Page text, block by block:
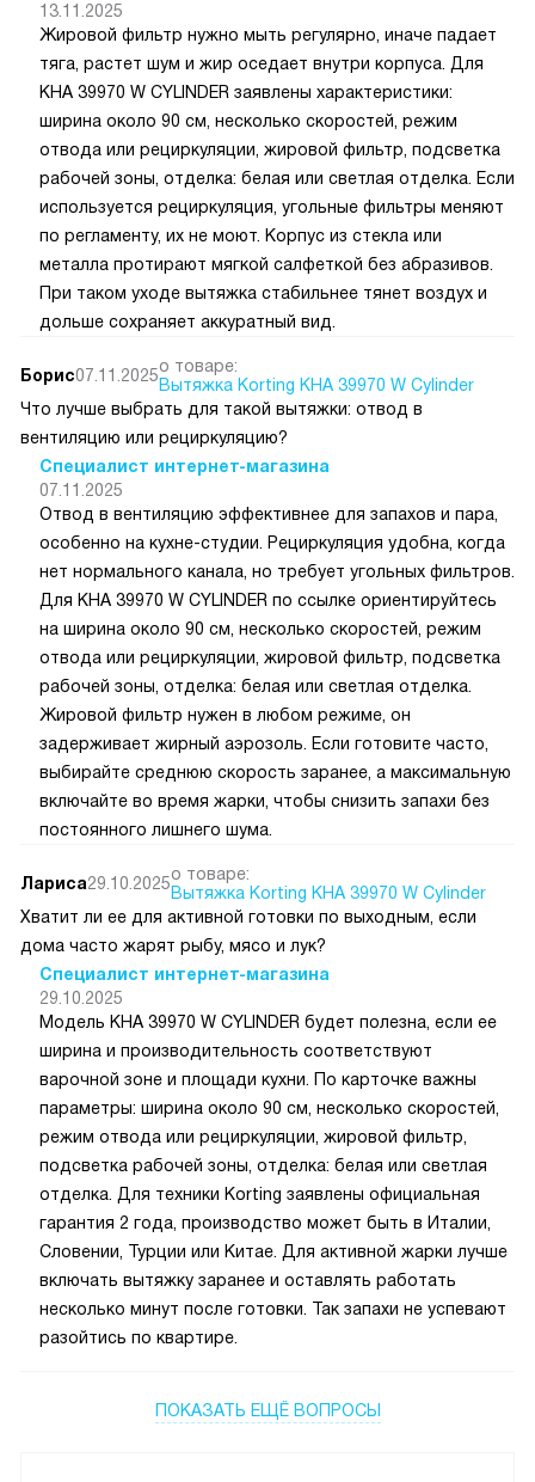
13.11.2025
Жировой фильтр нужно мыть регулярно, иначе падает
тяга, растет шум и жир оседает внутри корпуса. Для
KHA 39970 W CYLINDER заявлены характеристики:
ширина около 90 см, несколько скоростей, режим
отвода или рециркуляции, жировой фильтр, подсветка
рабочей зоны, отделка: белая или светлая отделка. Если
используется рециркуляция, угольные фильтры меняют
по регламенту, их не моют. Корпус из стекла или
металла протирают мягкой салфеткой без абразивов.
При таком уходе вытяжка стабильнее тянет воздух и
дольше сохраняет аккуратный вид.
Борис07.11.2025о товаре:
Вытяжка Korting KHA 39970 W Cylinder
Что лучше выбрать для такой вытяжки: отвод в
вентиляцию или рециркуляцию?
Специалист интернет-магазина
07.11.2025
Отвод в вентиляцию эффективнее для запахов и пара,
особенно на кухне-студии. Рециркуляция удобна, когда
нет нормального канала, но требует угольных фильтров.
Для KHA 39970 W CYLINDER по ссылке ориентируйтесь
на ширина около 90 см, несколько скоростей, режим
отвода или рециркуляции, жировой фильтр, подсветка
рабочей зоны, отделка: белая или светлая отделка.
Жировой фильтр нужен в любом режиме, он
задерживает жирный аэрозоль. Если готовите часто,
выбирайте среднюю скорость заранее, а максимальную
включайте во время жарки, чтобы снизить запахи без
постоянного лишнего шума.
Лариса29.10.2025о товаре:
Вытяжка Korting KHA 39970 W Cylinder
Хватит ли ее для активной готовки по выходным, если
дома часто жарят рыбу, мясо и лук?
Специалист интернет-магазина
29.10.2025
Модель KHA 39970 W CYLINDER будет полезна, если ее
ширина и производительность соответствуют
варочной зоне и площади кухни. По карточке важны
параметры: ширина около 90 см, несколько скоростей,
режим отвода или рециркуляции, жировой фильтр,
подсветка рабочей зоны, отделка: белая или светлая
отделка. Для техники Korting заявлены официальная
гарантия 2 года, производство может быть в Италии,
Словении, Турции или Китае. Для активной жарки лучше
включать вытяжку заранее и оставлять работать
несколько минут после готовки. Так запахи не успевают
разойтись по квартире.
ПОКАЗАТЬ ЕЩЁ ВОПРОСЫ